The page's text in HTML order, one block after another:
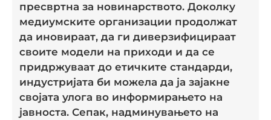
пресвртна за новинарството. Доколку
медиумските организации продолжат
да иновираат, да ги диверзифицираат
своите модели на приходи и да се
придржуваат до етичките стандарди,
индустријата би можела да ја зајакне
својата улога во информирањето на
јавноста. Сепак, надминувањето на